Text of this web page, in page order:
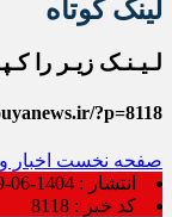
لینک کوتاه
لـیـنـک زیـر را
?p=8118
صفحه نخست اخبار
انتشار : 1404-06-09 - ۱۲:۱۷
کد خبر : 8118